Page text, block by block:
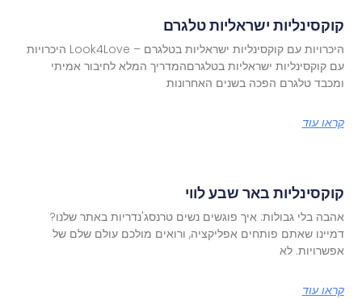
קוקסינליות ישראליות טלגרם
היכרויות עם קוקסינליות ישראליות בטלגרם – Look4Love היכרויות
עם קוקסינליות ישראליות בטלגרםהמדריך המלא לחיבור אמיתי
ומכבד טלגרם הפכה בשנים האחרונות
קראו עוד
קוקסינליות באר שבע לווי
אהבה בלי גבולות: איך פוגשים נשים טרנסג'נדריות באתר שלנו?
דמיינו שאתם פותחים אפליקציה, ורואים מולכם עולם שלם של
אפשרויות. לא
קראו עוד